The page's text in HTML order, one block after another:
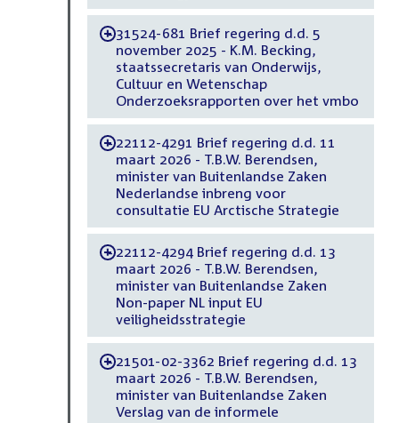
-31524-681 Brief regering d.d. 5
november 2025 - K.M. Becking,
staatssecretaris van Onderwijs,
Cultuur en Wetenschap
Onderzoeksrapporten over het vmbo
-22112-4291 Brief regering d.d. 11
maart 2026 - T.B.W. Berendsen,
minister van Buitenlandse Zaken
Nederlandse inbreng voor
consultatie EU Arctische Strategie
-22112-4294 Brief regering d.d. 13
maart 2026 - T.B.W. Berendsen,
minister van Buitenlandse Zaken
Non-paper NL input EU
veiligheidsstrategie
-21501-02-3362 Brief regering d.d. 13
maart 2026 - T.B.W. Berendsen,
minister van Buitenlandse Zaken
Verslag van de informele